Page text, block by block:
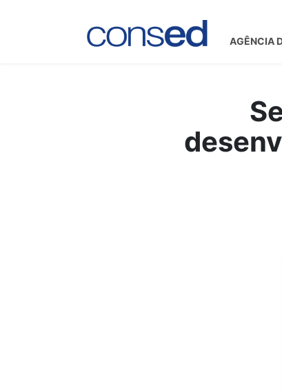
AGÊNCIA